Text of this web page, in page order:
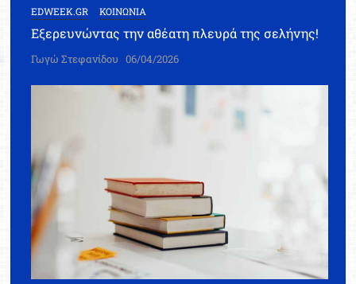
EDWEEK.GR ΚΟΙΝΩΝΙΑ
Εξερευνώντας την αθέατη πλευρά της σελήνης!
Γωγώ Στεφανίδου 06/04/2026